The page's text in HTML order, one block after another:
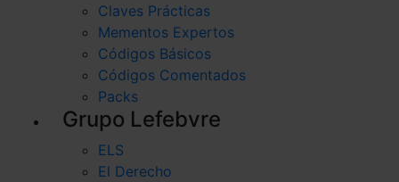
Claves Prácticas
Mementos Expertos
Códigos Básicos
Códigos Comentados
Packs
Grupo Lefebvre
ELS
El Derecho